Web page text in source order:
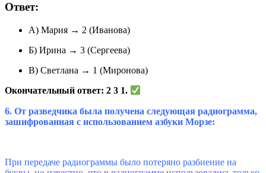
Ответ:
А) Мария → 2 (Иванова)
Б) Ирина → 3 (Сергеева)
В) Светлана → 1 (Миронова)
Окончательный ответ: 2 3 1.
6. От разведчика была получена следующая радиограмма,
зашифрованная с использованием азбуки Морзе:
При передаче радиограммы было потеряно разбиение на